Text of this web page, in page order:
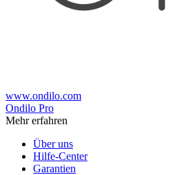
www.ondilo.com
Ondilo Pro
Mehr erfahren
Über uns
Hilfe-Center
Garantien